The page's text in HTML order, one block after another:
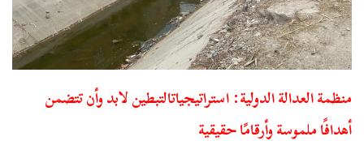
منظمة العدالة الدولية: استراتيجياتالتبطين لابد وأن تتضمن
أهدافًا ملموسة وأرقامًا حقيقية